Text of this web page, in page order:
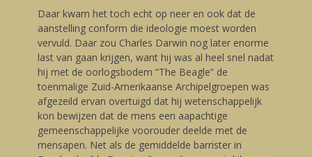
Daar kwam het toch echt op neer en ook dat de
aanstelling conform die ideologie moest worden
vervuld. Daar zou Charles Darwin nog later enorme
last van gaan krijgen, want hij was al heel snel nadat
hij met de oorlogsbodem “The Beagle” de
toenmalige Zuid-Amerikaanse Archipelgroepen was
afgezeild ervan overtuigd dat hij wetenschappelijk
kon bewijzen dat de mens een aapachtige
gemeenschappelijke voorouder deelde met de
mensapen. Net als de gemiddelde barrister in